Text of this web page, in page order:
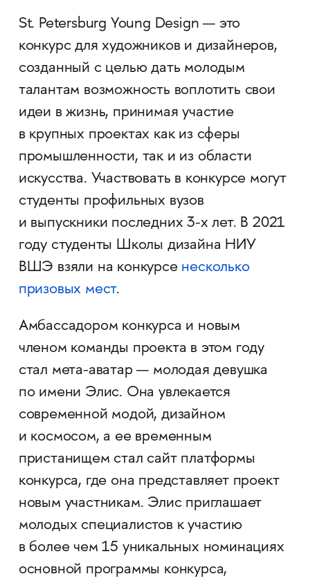
St. Petersburg Young Design — это
конкурс для художников и дизайнеров,
созданный с целью дать молодым
талантам возможность воплотить свои
идеи в жизнь, принимая участие
в крупных проектах как из сферы
промышленности, так и из области
искусства. Участвовать в конкурсе могут
студенты профильных вузов
и выпускники последних 3-х лет. В 2021
году студенты Школы дизайна НИУ
ВШЭ взяли на конкурсе несколько
призовых мест.
Амбассадором конкурса и новым
членом команды проекта в этом году
стал мета-аватар — молодая девушка
по имени Элис. Она увлекается
современной модой, дизайном
и космосом, а ее временным
пристанищем стал сайт платформы
конкурса, где она представляет проект
новым участникам. Элис приглашает
молодых специалистов к участию
в более чем 15 уникальных номинациях
основной программы конкурса,